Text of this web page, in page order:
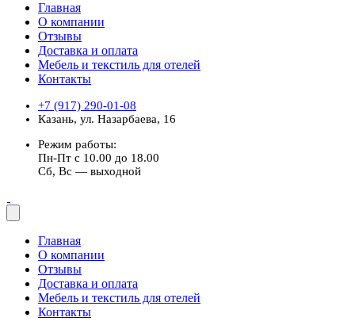
Главная
О компании
Отзывы
Доставка и оплата
Мебель и текстиль для отелей
Контакты
+7 (917) 290-01-08
Казань, ул. Назарбаева, 16
Режим работы:
Пн-Пт с 10.00 до 18.00
Сб, Вс — выходной
Главная
О компании
Отзывы
Доставка и оплата
Мебель и текстиль для отелей
Контакты